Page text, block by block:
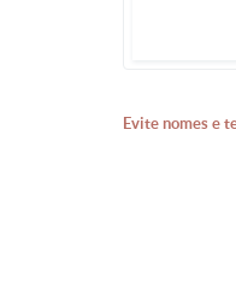
Evite nomes e